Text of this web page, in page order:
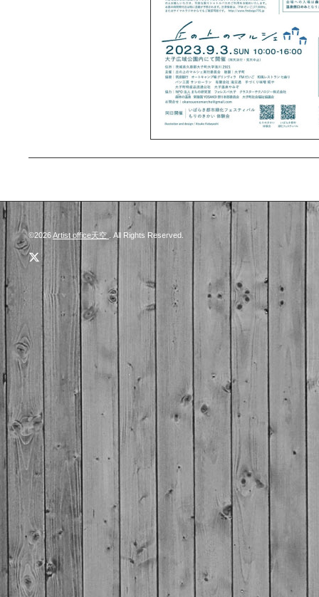
©2026Artist office天空 . All Rights Reserved.